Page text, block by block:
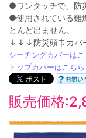
●ワンタッチで、防
●使用されている難
とんど出ません。
↓↓↓防災頭巾カバ
シーチングカバーはこ
トップカバーはこちら
販売価格